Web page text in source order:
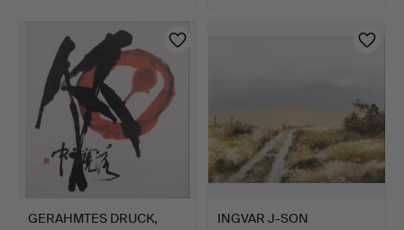
GERAHMTES DRUCK,
INGVAR J-SON